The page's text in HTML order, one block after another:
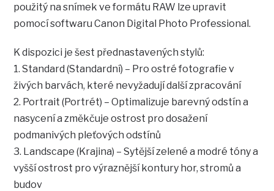
použitý na snímek ve formátu RAW lze upravit
pomocí softwaru Canon Digital Photo Professional.
K dispozici je šest přednastavených stylů:
1. Standard (Standardní) – Pro ostré fotografie v
živých barvách, které nevyžadují další zpracování
2. Portrait (Portrét) – Optimalizuje barevný odstín a
nasycení a změkčuje ostrost pro dosažení
podmanivých pleťových odstínů
3. Landscape (Krajina) – Sytější zelené a modré tóny a
vyšší ostrost pro výraznější kontury hor, stromů a
budov